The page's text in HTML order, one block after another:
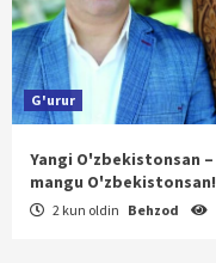
G'urur
Yangi O'zbekistonsan –
mangu O'zbekistonsan!
2 kun oldin Behzod